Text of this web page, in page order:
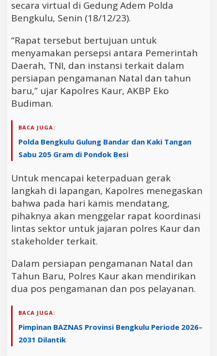
secara virtual di Gedung Adem Polda
Bengkulu, Senin (18/12/23).
“Rapat tersebut bertujuan untuk
menyamakan persepsi antara Pemerintah
Daerah, TNI, dan instansi terkait dalam
persiapan pengamanan Natal dan tahun
baru,” ujar Kapolres Kaur, AKBP Eko
Budiman.
BACA JUGA:
Polda Bengkulu Gulung Bandar dan Kaki Tangan
Sabu 205 Gram di Pondok Besi
Untuk mencapai keterpaduan gerak
langkah di lapangan, Kapolres menegaskan
bahwa pada hari kamis mendatang,
pihaknya akan menggelar rapat koordinasi
lintas sektor untuk jajaran polres Kaur dan
stakeholder terkait.
Dalam persiapan pengamanan Natal dan
Tahun Baru, Polres Kaur akan mendirikan
dua pos pengamanan dan pos pelayanan.
BACA JUGA:
Pimpinan BAZNAS Provinsi Bengkulu Periode 2026–
2031 Dilantik